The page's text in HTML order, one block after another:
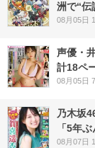
洲で“伝
08月05日
声優・
計18ペ
08月05日
乃木坂
「5年
08月07日